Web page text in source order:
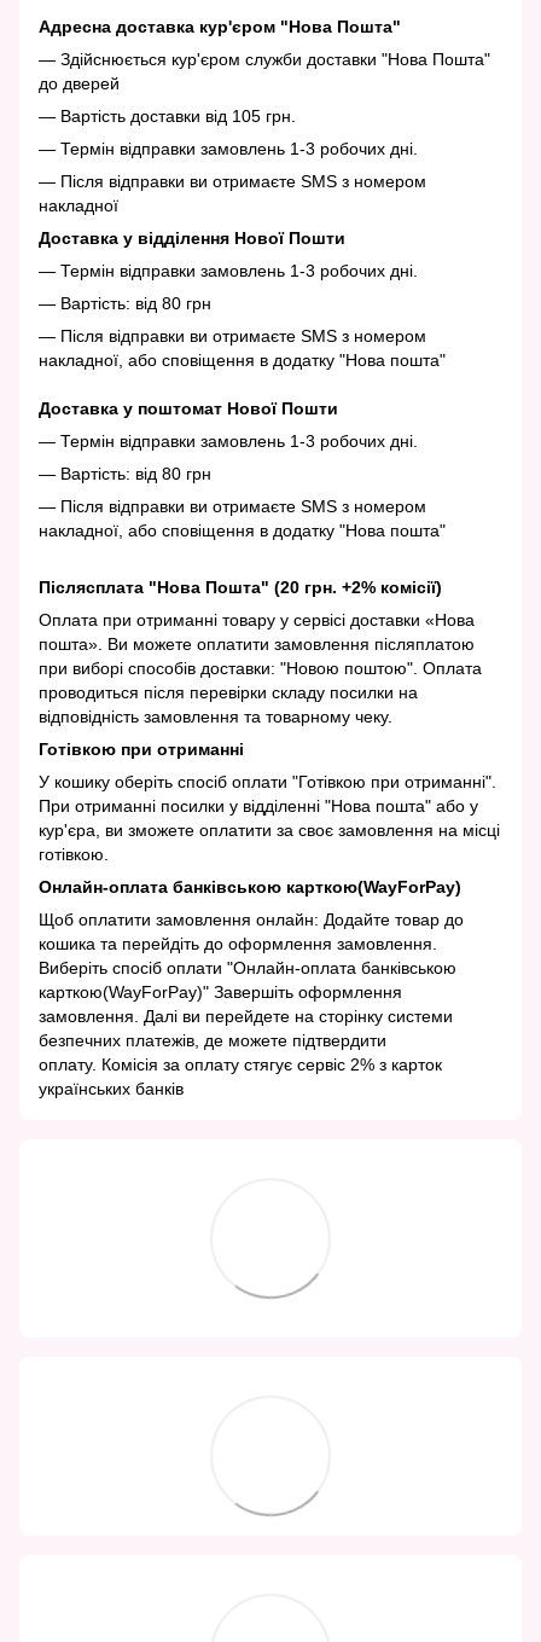
Адресна доставка кур'єром "Нова Пошта"
— Здійснюється кур'єром служби доставки "Нова Пошта"
до дверей
— Вартість доставки від 105 грн.
— Термін відправки замовлень 1-3 робочих дні.
— Після відправки ви отримаєте SMS з номером
накладної
Доставка у відділення Нової Пошти
— Термін відправки замовлень 1-3 робочих дні.
— Вартість: від 80 грн
— Після відправки ви отримаєте SMS з номером
накладної, або сповіщення в додатку "Нова пошта"
Доставка у поштомат Нової Пошти
— Термін відправки замовлень 1-3 робочих дні.
— Вартість: від 80 грн
— Після відправки ви отримаєте SMS з номером
накладної, або сповіщення в додатку "Нова пошта"
Післясплата "Нова Пошта" (20 грн. +2% комісії)
Оплата при отриманні товару у сервісі доставки «Нова
пошта». Ви можете оплатити замовлення післяплатою
при виборі способів доставки: "Новою поштою". Оплата
проводиться після перевірки складу посилки на
відповідність замовлення та товарному чеку.
Готівкою при отриманні
У кошику оберіть спосіб оплати "Готівкою при отриманні".
При отриманні посилки у відділенні "Нова пошта" або у
кур'єра, ви зможете оплатити за своє замовлення на місці
готівкою.
Онлайн-оплата банківською карткою(WayForPay)
Щоб оплатити замовлення онлайн: Додайте товар до
кошика та перейдіть до оформлення замовлення.
Виберіть спосіб оплати "Онлайн-оплата банківською
карткою(WayForPay)" Завершіть оформлення
замовлення. Далі ви перейдете на сторінку системи
безпечних платежів, де можете підтвердити
оплату. Комісія за оплату стягує сервіс 2% з карток
українських банків